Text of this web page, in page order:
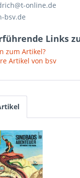
online.de
bsv.de
Links
zum Artikel?
Artikel von bsv